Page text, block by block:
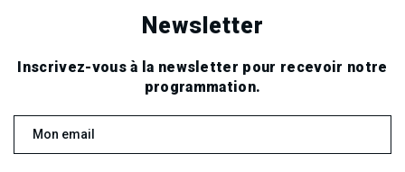
Newsletter
Inscrivez-vous à la newsletter pour recevoir notre
programmation.